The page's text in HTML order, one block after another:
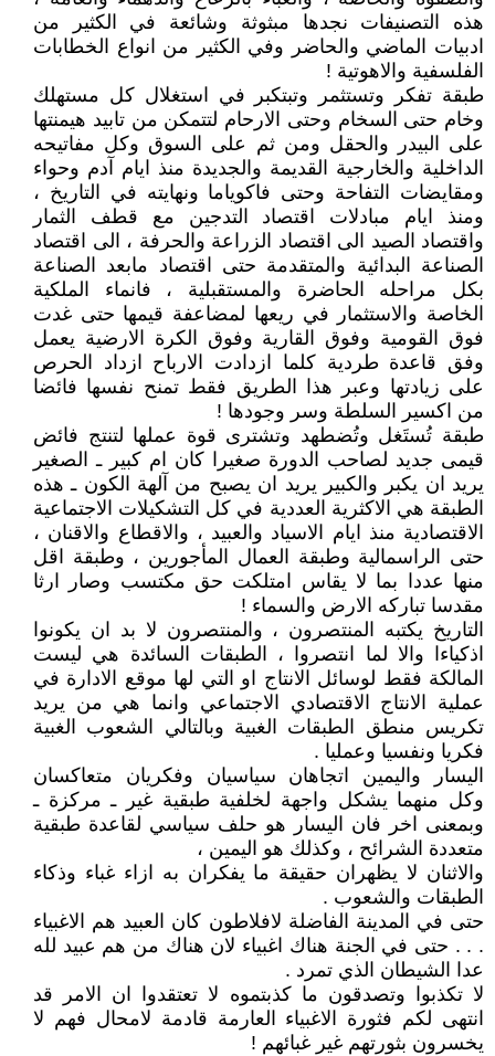
هذه التصنيفات نجدها مبثوثة وشائعة في الكثير من
ادبيات الماضي والحاضر وفي الكثير من انواع الخطابات
الفلسفية والاهوتية !
طبقة تفكر وتستثمر وتبتكبر في استغلال كل مستهلك
وخام حتى السخام وحتى الارحام لتتمكن من تابيد هيمنتها
على البيدر والحقل ومن ثم على السوق وكل مفاتيحه
الداخلية والخارجية القديمة والجديدة منذ ايام آدم وحواء
ومقايضات التفاحة وحتى فاكوياما ونهايته في التاريخ ،
ومنذ ايام مبادلات اقتصاد التدجين مع قطف الثمار
واقتصاد الصيد الى اقتصاد الزراعة والحرفة ، الى اقتصاد
الصناعة البدائية والمتقدمة حتى اقتصاد مابعد الصناعة
بكل مراحله الحاضرة والمستقبلية ، فانماء الملكية
الخاصة والاستثمار في ريعها لمضاعفة قيمها حتى غدت
فوق القومية وفوق القارية وفوق الكرة الارضية يعمل
وفق قاعدة طردية كلما ازدادت الارباح ازداد الحرص
على زيادتها وعبر هذا الطريق فقط تمنح نفسها فائضا
من اكسير السلطة وسر وجودها !
طبقة تُستَغل وتُضطهد وتشترى قوة عملها لتنتج فائض
قيمى جديد لصاحب الدورة صغيرا كان ام كبير ـ الصغير
يريد ان يكبر والكبير يريد ان يصبح من آلهة الكون ـ هذه
الطبقة هي الاكثرية العددية في كل التشكيلات الاجتماعية
الاقتصادية منذ ايام الاسياد والعبيد ، والاقطاع والاقنان ،
حتى الراسمالية وطبقة العمال المأجورين ، وطبقة اقل
منها عددا بما لا يقاس امتلكت حق مكتسب وصار ارثا
مقدسا تباركه الارض والسماء !
التاريخ يكتبه المنتصرون ، والمنتصرون لا بد ان يكونوا
اذكياءا والا لما انتصروا ، الطبقات السائدة هي ليست
المالكة فقط لوسائل الانتاج او التي لها موقع الادارة في
عملية الانتاج الاقتصادي الاجتماعي وانما هي من يريد
تكريس منطق الطبقات الغبية وبالتالي الشعوب الغبية
فكريا ونفسيا وعمليا .
اليسار واليمين اتجاهان سياسيان وفكريان متعاكسان
وكل منهما يشكل واجهة لخلفية طبقية غير ـ مركزة ـ
وبمعنى اخر فان اليسار هو حلف سياسي لقاعدة طبقية
متعددة الشرائح ، وكذلك هو اليمين ،
والاثنان لا يظهران حقيقة ما يفكران به ازاء غباء وذكاء
الطبقات والشعوب .
حتى في المدينة الفاضلة لافلاطون كان العبيد هم الاغبياء
. . . حتى في الجنة هناك اغبياء لان هناك من هم عبيد لله
عدا الشيطان الذي تمرد .
لا تكذبوا وتصدقون ما كذبتموه لا تعتقدوا ان الامر قد
انتهى لكم فثورة الاغبياء العارمة قادمة لامحال فهم لا
يخسرون بثورتهم غير غبائهم !